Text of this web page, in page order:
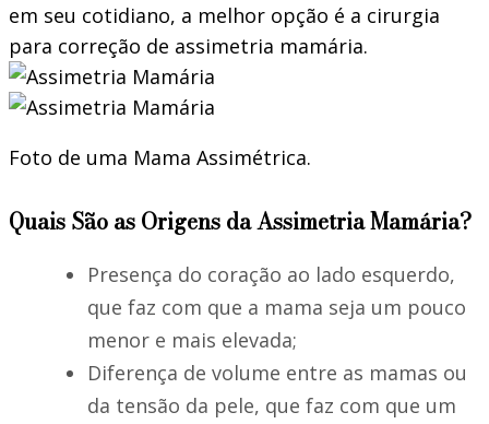
em seu cotidiano, a melhor opção é a cirurgia
para correção de assimetria mamária.
Foto de uma Mama Assimétrica.
Quais São as Origens da Assimetria Mamária?
Presença do coração ao lado esquerdo,
que faz com que a mama seja um pouco
menor e mais elevada;
Diferença de volume entre as mamas ou
da tensão da pele, que faz com que um